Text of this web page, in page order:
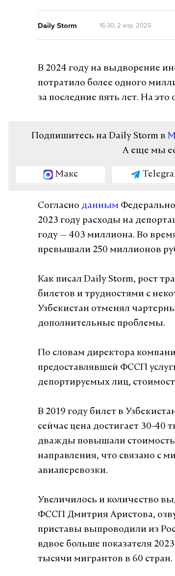
Daily Storm 16:30, 2 апр. 2025
В 2024 году на выдворение
потратило более одного
за последние пять лет. На
Подпишитесь на Daily Storm в
А еще мы
Макс
Согласно данным
2023 году расходы на
году — 403 миллиона. Во
превышали 250 миллионов
Как писал Daily Storm, рост
билетов и трудностями с
Узбекистан отменял
дополнительные проблемы.
По словам директора
предоставлявшей ФССП
депортируемых лиц,
В 2019 году билет в
сейчас цена достигает 30-40
дважды повышали стоимость
направления, что связано с
авиаперевозки.
Увеличилось и количество
ФССП Дмитрия Аристова,
приставы выпроводили из
вдвое больше показателя
тысячи мигрантов в 60 стран.